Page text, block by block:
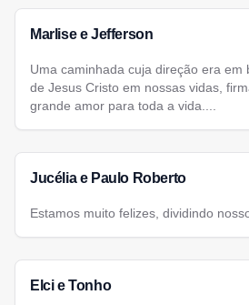
Marlise e Jefferson
Uma caminhada cuja direção era em
de Jesus Cristo em nossas vidas,
grande amor para toda a vida....
Jucélia e Paulo Roberto
Estamos muito felizes, dividindo
Elci e Tonho